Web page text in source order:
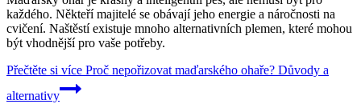
každého. Někteří majitelé se obávají jeho energie a náročnosti na
cvičení. Naštěstí existuje mnoho alternativních plemen, které mohou
být vhodnější pro vaše potřeby.
Přečtěte si více Proč nepořizovat maďarského ohaře? Důvody a
alternativy